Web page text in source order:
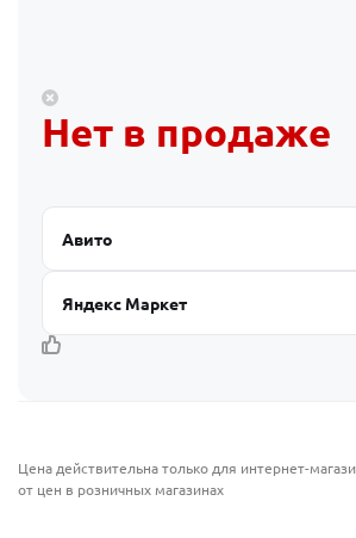
Нет в продаже
Авито
Яндекс Маркет
Цена действительна только для интернет-
от цен в розничных магазинах